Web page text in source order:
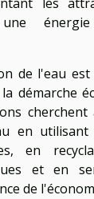
les
une
de l'eau
démarche
en utilisant
en
et en
de